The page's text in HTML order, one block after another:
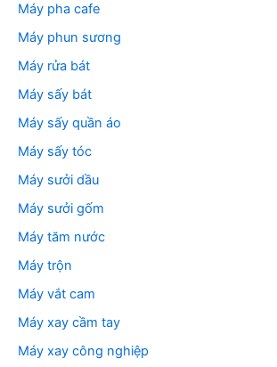
Máy pha cafe
Máy phun sương
Máy rửa bát
Máy sấy bát
Máy sấy quần áo
Máy sấy tóc
Máy sưởi dầu
Máy sưởi gốm
Máy tăm nước
Máy trộn
Máy vắt cam
Máy xay cầm tay
Máy xay công nghiệp